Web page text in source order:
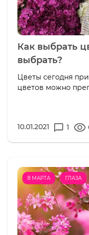
Как выбрать
выбрать?
Цветы сегодня
цветов можно
10.01.2021 1
8 МАРТА ГЛАЗА